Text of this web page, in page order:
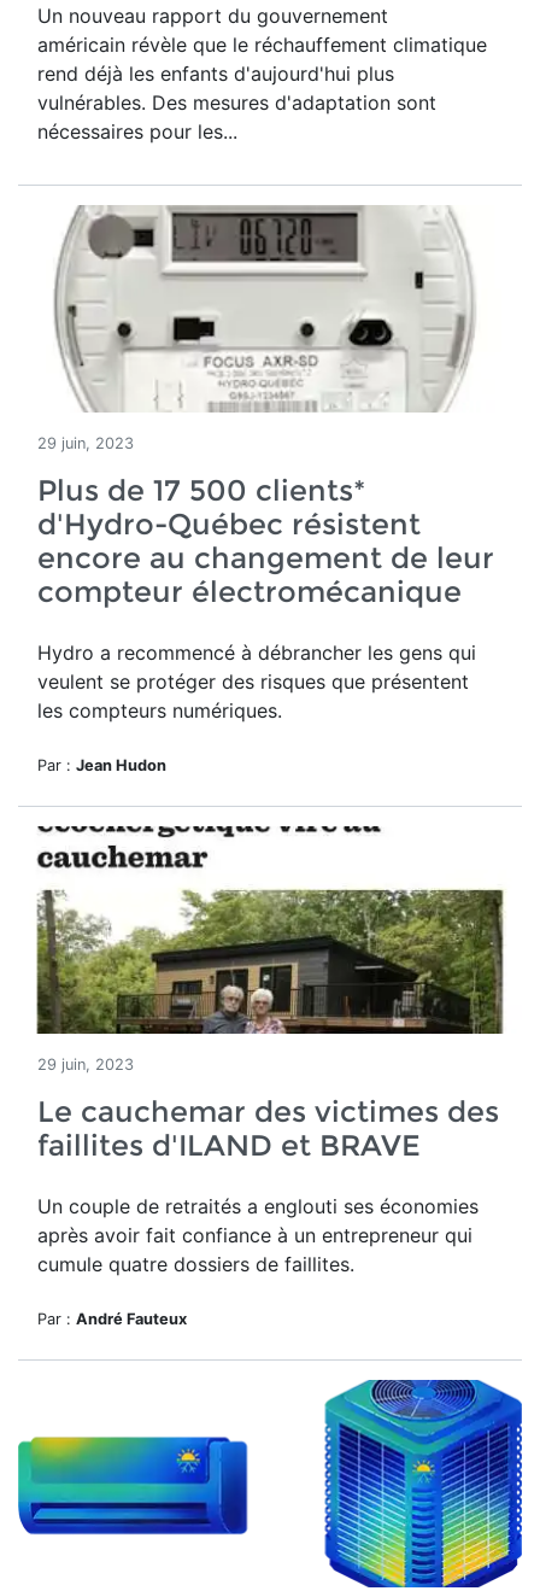
Un nouveau rapport du gouvernement
américain révèle que le réchauffement climatique
rend déjà les enfants d'aujourd'hui plus
vulnérables. Des mesures d'adaptation sont
nécessaires pour les...
29 juin, 2023
Plus de 17 500 clients*
d'Hydro-Québec résistent
encore au changement de leur
compteur électromécanique
Hydro a recommencé à débrancher les gens qui
veulent se protéger des risques que présentent
les compteurs numériques.
Par : Jean Hudon
29 juin, 2023
Le cauchemar des victimes des
faillites d'ILAND et BRAVE
Un couple de retraités a englouti ses économies
après avoir fait confiance à un entrepreneur qui
cumule quatre dossiers de faillites.
Par : André Fauteux